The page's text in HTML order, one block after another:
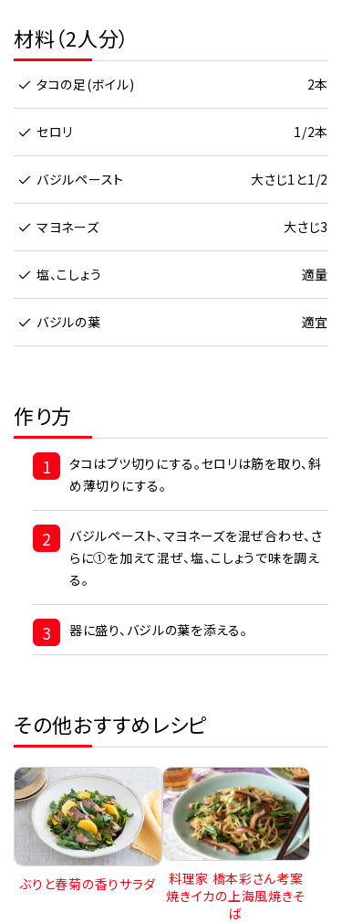
材料（2人分）
タコの足(ボイル) 2本
セロリ 1/2本
バジルペースト 大さじ1と1/2
マヨネーズ 大さじ3
塩、こしょう 適量
バジルの葉 適宜
作り方
1
タコはブツ切りにする。セロリは筋を取り、斜
め薄切りにする。
2
バジルペースト、マヨネーズを混ぜ合わせ、さ
らに①を加えて混ぜ、塩、こしょうで味を調え
る。
3 器に盛り、バジルの葉を添える。
その他おすすめレシピ
ぶりと春菊の香りサラダ
料理家 橋本彩さん考案
焼きイカの上海風焼きそ
ば